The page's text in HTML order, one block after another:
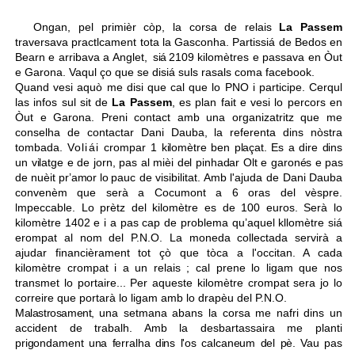
Ongan, pel primièr còp, la corsa de relais La Passem
traversava practlcament tota la Gasconha. Partissiá de Bedos en
Bearn e arribava a Anglet,
siá 2109 kilomètres e passava en Òut
e Garona. Vaqul ço que se disiá suls rasals coma facebook.
Quand vesi aquò me disi que cal que lo PNO i participe. Cerqul
las infos sul sit de La Passem, es plan fait e vesi lo percors en
Òut e Garona. Preni contact amb una organizatritz que me
conselha de contactar Dani Dauba, la referenta dins nòstra
tombada. Voliái crompar 1 kilomètre ben plaçat. Es a dire dins
un vilatge e de jorn, pas almièi del pinhadar Olt e garonés e pas
de nuèit pr’amor lo pauc de visibilitat. Amb l'ajuda de Dani Dauba
convenèm que serà a Cocumont a 6 oras del vèspre.
lmpeccable. Lo prètz del kilomètre es de 100 euros. Serà lo
kilomètre 1402 e i a pas cap de problema qu’aquel kllomètre siá
erompat al nom del P.N.O. La moneda collectada servirà a
ajudar financièrament tot çò
que tòca a l'occitan. A cada
kilomètre crompat i a un relais ; cal prene lo ligam que nos
transmet lo portaire... Per aqueste kilomètre crompat sera jo lo
correire que portarà lo ligam amb lo drapèu del P.N.O.
Malastrosament,una setmana abans la corsa me nafri dins un
accident
de trabalh
Amb la desbartassaira me planti
prigondament una ferralha dins l'os calcaneum del pè Vau pas